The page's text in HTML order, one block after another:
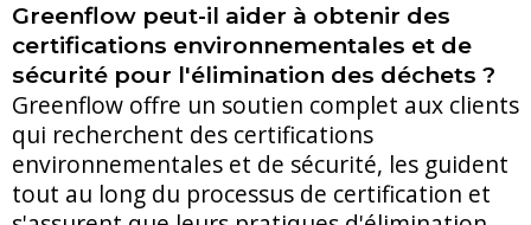
Greenflow peut-il aider à obtenir des
certifications environnementales et de
sécurité pour l'élimination des déchets ?
Greenflow offre un soutien complet aux clients
qui recherchent des certifications
environnementales et de sécurité, les guident
tout au long du processus de certification et